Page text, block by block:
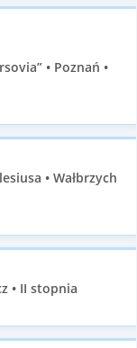
• Poznań •
• Wałbrzych
• II stopnia